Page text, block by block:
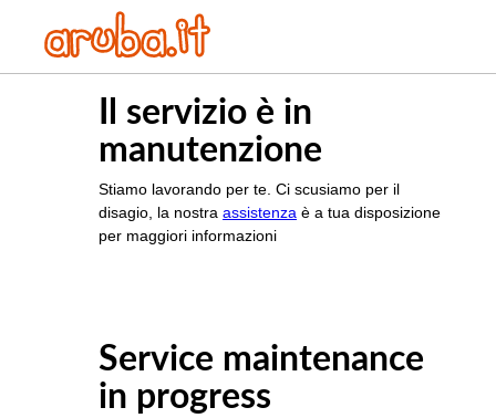
Il servizio è in
manutenzione
Stiamo lavorando per te. Ci scusiamo per il
disagio, la nostra assistenza è a tua disposizione
per maggiori informazioni
Service maintenance
in progress